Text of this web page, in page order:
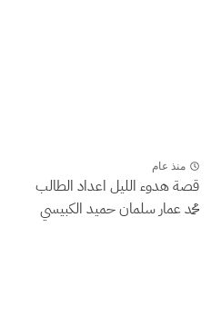
منذ عام
قصة هدوء الليل اعداد الطالب
محمد عمار سلمان حميد الكبيسي